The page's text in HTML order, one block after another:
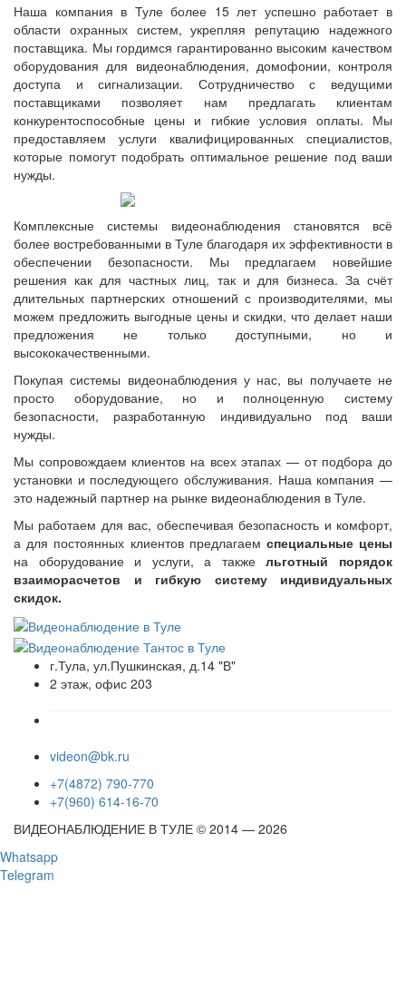
Наша компания в Туле более 15 лет успешно работает в
области охранных систем, укрепляя репутацию надежного
поставщика. Мы гордимся гарантированно высоким качеством
оборудования для видеонаблюдения, домофонии, контроля
доступа и сигнализации. Сотрудничество с ведущими
поставщиками позволяет нам предлагать клиентам
конкурентоспособные цены и гибкие условия оплаты. Мы
предоставляем услуги квалифицированных специалистов,
которые помогут подобрать оптимальное решение под ваши
нужды.
Комплексные системы видеонаблюдения становятся всё
более востребованными в Туле благодаря их эффективности в
обеспечении безопасности. Мы предлагаем новейшие
решения как для частных лиц, так и для бизнеса. За счёт
длительных партнерских отношений с производителями, мы
можем предложить выгодные цены и скидки, что делает наши
предложения не только доступными, но и
высококачественными.
Покупая системы видеонаблюдения у нас, вы получаете не
просто оборудование, но и полноценную систему
безопасности, разработанную индивидуально под ваши
нужды.
Мы сопровождаем клиентов на всех этапах — от подбора до
установки и последующего обслуживания. Наша компания —
это надежный партнер на рынке видеонаблюдения в Туле.
Мы работаем для вас, обеспечивая безопасность и комфорт,
а для постоянных клиентов предлагаем специальные цены
на оборудование и услуги, а такжельготный порядок
взаиморасчетов и гибкую систему индивидуальных
скидок.
г.Тула, ул.Пушкинская, д.14 "В"
2 этаж, офис 203
videon@bk.ru
+7(4872) 790-770
+7(960) 614-16-70
ВИДЕОНАБЛЮДЕНИЕ В ТУЛЕ © 2014 — 2026
Whatsapp
Telegram